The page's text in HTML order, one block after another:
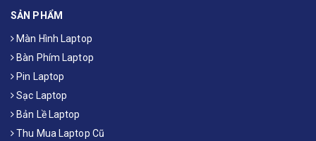
SẢN PHẨM
Màn Hình Laptop
Bàn Phím Laptop
Pin Laptop
Sạc Laptop
Bản Lề Laptop
Thu Mua Laptop Cũ